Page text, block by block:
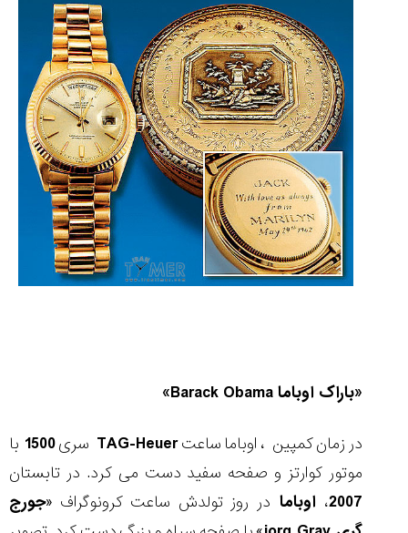
«باراک اوباماBarack Obama
»
در زمان کمپین ، اوباما ساعتTAG-Heuer سری1500 با
موتور کوارتز و صفحه سفید دست می کرد. در تابستان
2007، اوباما در روز تولدش ساعت کرونوگراف «جورج